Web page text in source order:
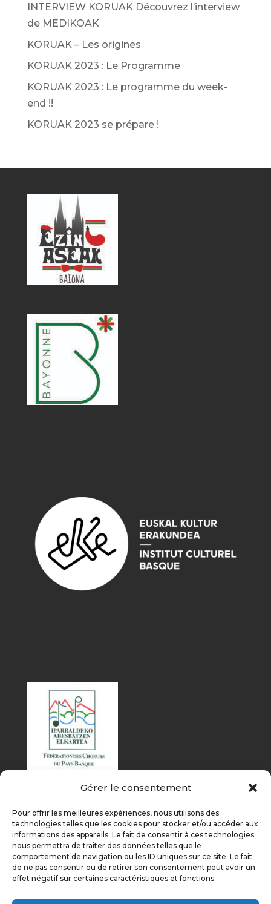
Gérer le consentement
Pour offrir les meilleures expériences, nous utilisons des
technologies telles que les cookies pour stocker et/ou accéder aux
informations des appareils. Le fait de consentir à ces technologies
nous permettra de traiter des données telles que le
comportement de navigation ou les ID uniques sur ce site. Le fait
de ne pas consentir ou de retirer son consentement peut avoir un
effet négatif sur certaines caractéristiques et fonctions.
INTERVIEW KORUAK Découvrez l’interview
de MEDIKOAK
KORUAK – Les origines
KORUAK 2023 : Le Programme
KORUAK 2023 : Le programme du week-
end !!
KORUAK 2023 se prépare !